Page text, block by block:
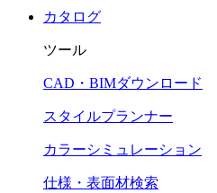
カタログ
ツール
CAD・BIMダウンロード
スタイルプランナー
カラーシミュレーション
仕様・表面材検索